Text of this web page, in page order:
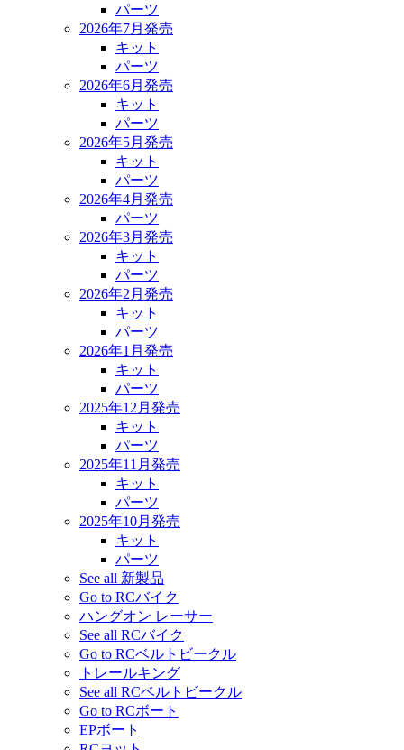
パーツ
2026年7月発売
キット
パーツ
2026年6月発売
キット
パーツ
2026年5月発売
キット
パーツ
2026年4月発売
パーツ
2026年3月発売
キット
パーツ
2026年2月発売
キット
パーツ
2026年1月発売
キット
パーツ
2025年12月発売
キット
パーツ
2025年11月発売
キット
パーツ
2025年10月発売
キット
パーツ
See all 新製品
Go to RCバイク
ハングオン レーサー
See all RCバイク
Go to RCベルトビークル
トレールキング
See all RCベルトビークル
Go to RCボート
EPボート